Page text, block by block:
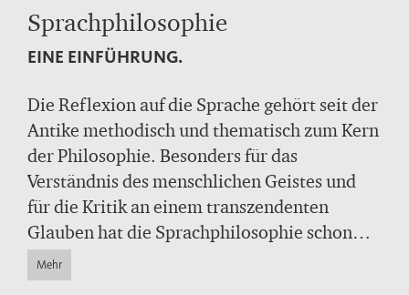
Sprachphilosophie
EINE EINFÜHRUNG.
Die Reflexion auf die Sprache gehört seit der
Antike methodisch und thematisch zum Kern
der Philosophie. Besonders für das
Verständnis des menschlichen Geistes und
für die Kritik an einem transzendenten
Glauben hat die Sprachphilosophie schon
immer eine zentrale Rolle gespielt. Diese
konzise, aber umfassende Einführung von
Mehr